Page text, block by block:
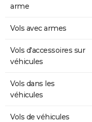
arme
Vols avec armes
Vols d'accessoires sur
véhicules
Vols dans les
véhicules
Vols de véhicules